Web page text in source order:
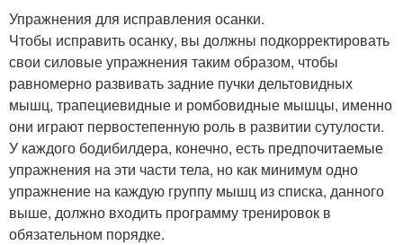
Упражнения для исправления осанки.
Чтобы исправить осанку, вы должны подкорректировать
свои силовые упражнения таким образом, чтобы
равномерно развивать задние пучки дельтовидных
мышц, трапециевидные и ромбовидные мышцы, именно
они играют первостепенную роль в развитии сутулости.
У каждого бодибилдера, конечно, есть предпочитаемые
упражнения на эти части тела, но как минимум одно
упражнение на каждую группу мышц из списка, данного
выше, должно входить программу тренировок в
обязательном порядке.